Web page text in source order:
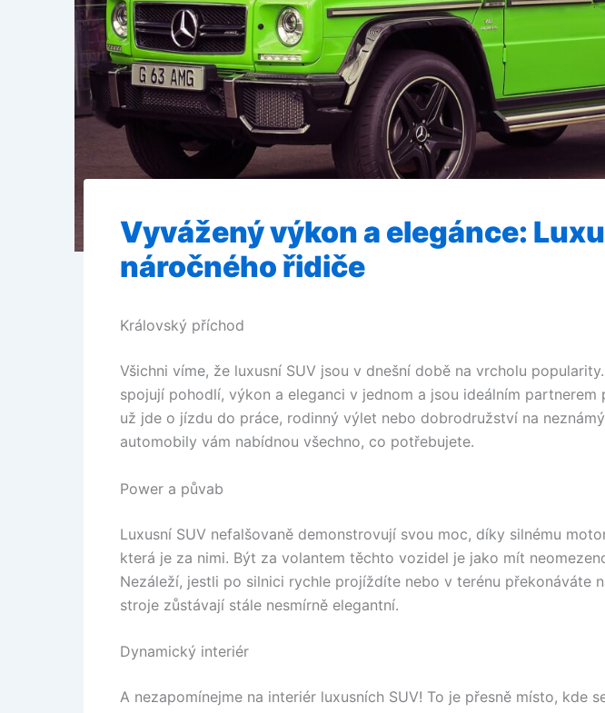
Vyvážený výkon a elegánce:
náročného řidiče
Královský příchod
Všichni víme, že luxusní SUV jsou v dnešní době na vrcholu
spojují pohodlí, výkon a eleganci v jednom a jsou ideálním partnerem
už jde o jízdu do práce, rodinný výlet nebo dobrodružství na
automobily vám nabídnou všechno, co potřebujete.
Power a půvab
Luxusní SUV nefalšovaně demonstrovují svou moc, díky silnému
která je za nimi. Být za volantem těchto vozidel je jako mít
Nezáleží, jestli po silnici rychle projíždíte nebo v terénu překonáváte
stroje zůstávají stále nesmírně elegantní.
Dynamický interiér
A nezapomínejme na interiér luxusních SUV! To je přesně místo, kde